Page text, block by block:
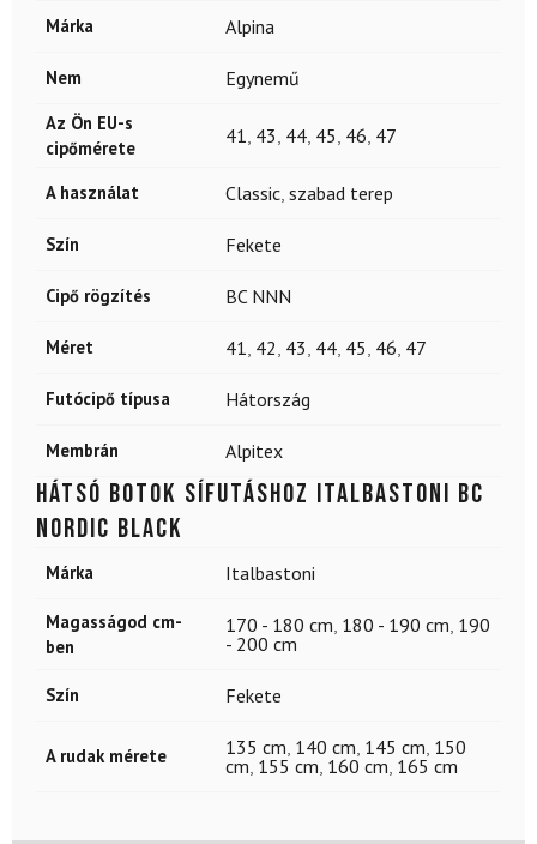
Márka Alpina
Nem Egynemű
Az Ön EU-s
cipőmérete
41 43 44 45 46 47
A használat Classic szabad terep
Szín Fekete
Cipő rögzítés BC NNN
Méret 41 42 43 44 45 46 47
Futócipő típusa Hátország
Membrán Alpitex
Hátsó botok sífutáshoz ITALBASTONI BC
Nordic Black
Márka Italbastoni
Magasságod cm-
ben
170 - 180 cm 180 - 190 cm 190
- 200 cm
Szín Fekete
A rudak mérete 135 cm 140 cm 145 cm 150
cm 155 cm 160 cm 165 cm